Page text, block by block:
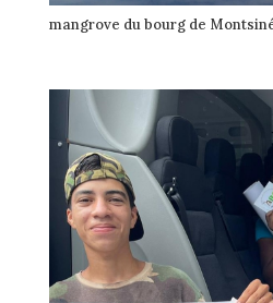
mangrove du bourg de